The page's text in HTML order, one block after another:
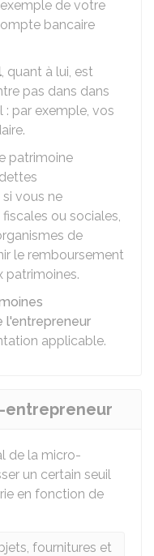
de votre
bancaire
, quant à lui, est
pas dans dans
par exemple, vos
patrimoine
vous ne
ou sociales,
de
le remboursement
patrimoines.
l'entrepreneur
applicable.
entrepreneur
de la micro-
un certain seuil
en fonction de
fournitures et